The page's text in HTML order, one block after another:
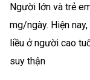
Người lớn và trẻ
mg/ngày. Hiện
liều ở người cao
suy thận